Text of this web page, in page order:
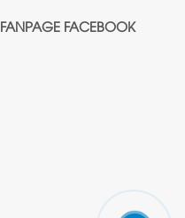
FANPAGE FACEBOOK